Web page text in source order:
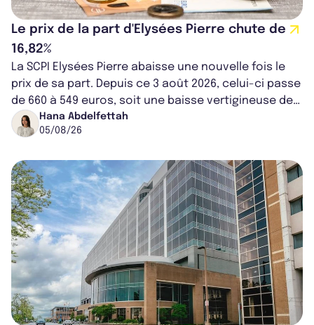
Le prix de la part d'Elysées Pierre chute de
16,82%
La SCPI Elysées Pierre abaisse une nouvelle fois le
prix de sa part. Depuis ce 3 août 2026, celui-ci passe
de 660 à 549 euros, soit une baisse vertigineuse de
16,82%. Cette nouvell...
Hana Abdelfettah
05/08/26